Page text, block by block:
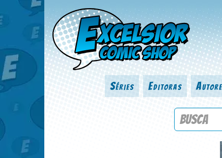
Séries Editoras
Procure